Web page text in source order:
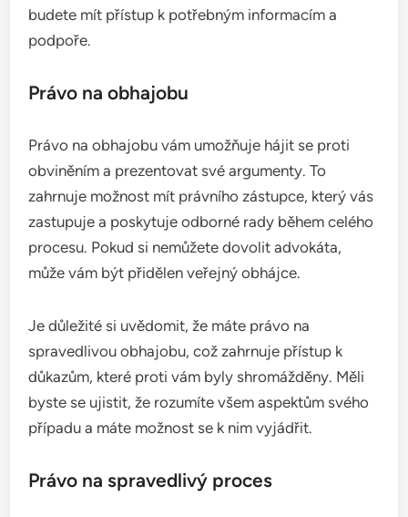
budete mít přístup k potřebným informacím a
podpoře.
Právo na obhajobu
Právo na obhajobu vám umožňuje hájit se proti
obviněním a prezentovat své argumenty. To
zahrnuje možnost mít právního zástupce, který vás
zastupuje a poskytuje odborné rady během celého
procesu. Pokud si nemůžete dovolit advokáta,
může vám být přidělen veřejný obhájce.
Je důležité si uvědomit, že máte právo na
spravedlivou obhajobu, což zahrnuje přístup k
důkazům, které proti vám byly shromážděny. Měli
byste se ujistit, že rozumíte všem aspektům svého
případu a máte možnost se k nim vyjádřit.
Právo na spravedlivý proces